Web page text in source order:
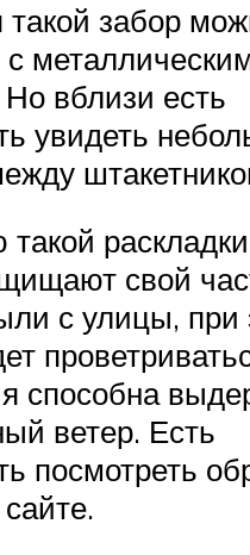
такой забор
с
вблизи есть
увидеть
раскладки
свой
с улицы, при
способна
ветер. Есть
посмотреть